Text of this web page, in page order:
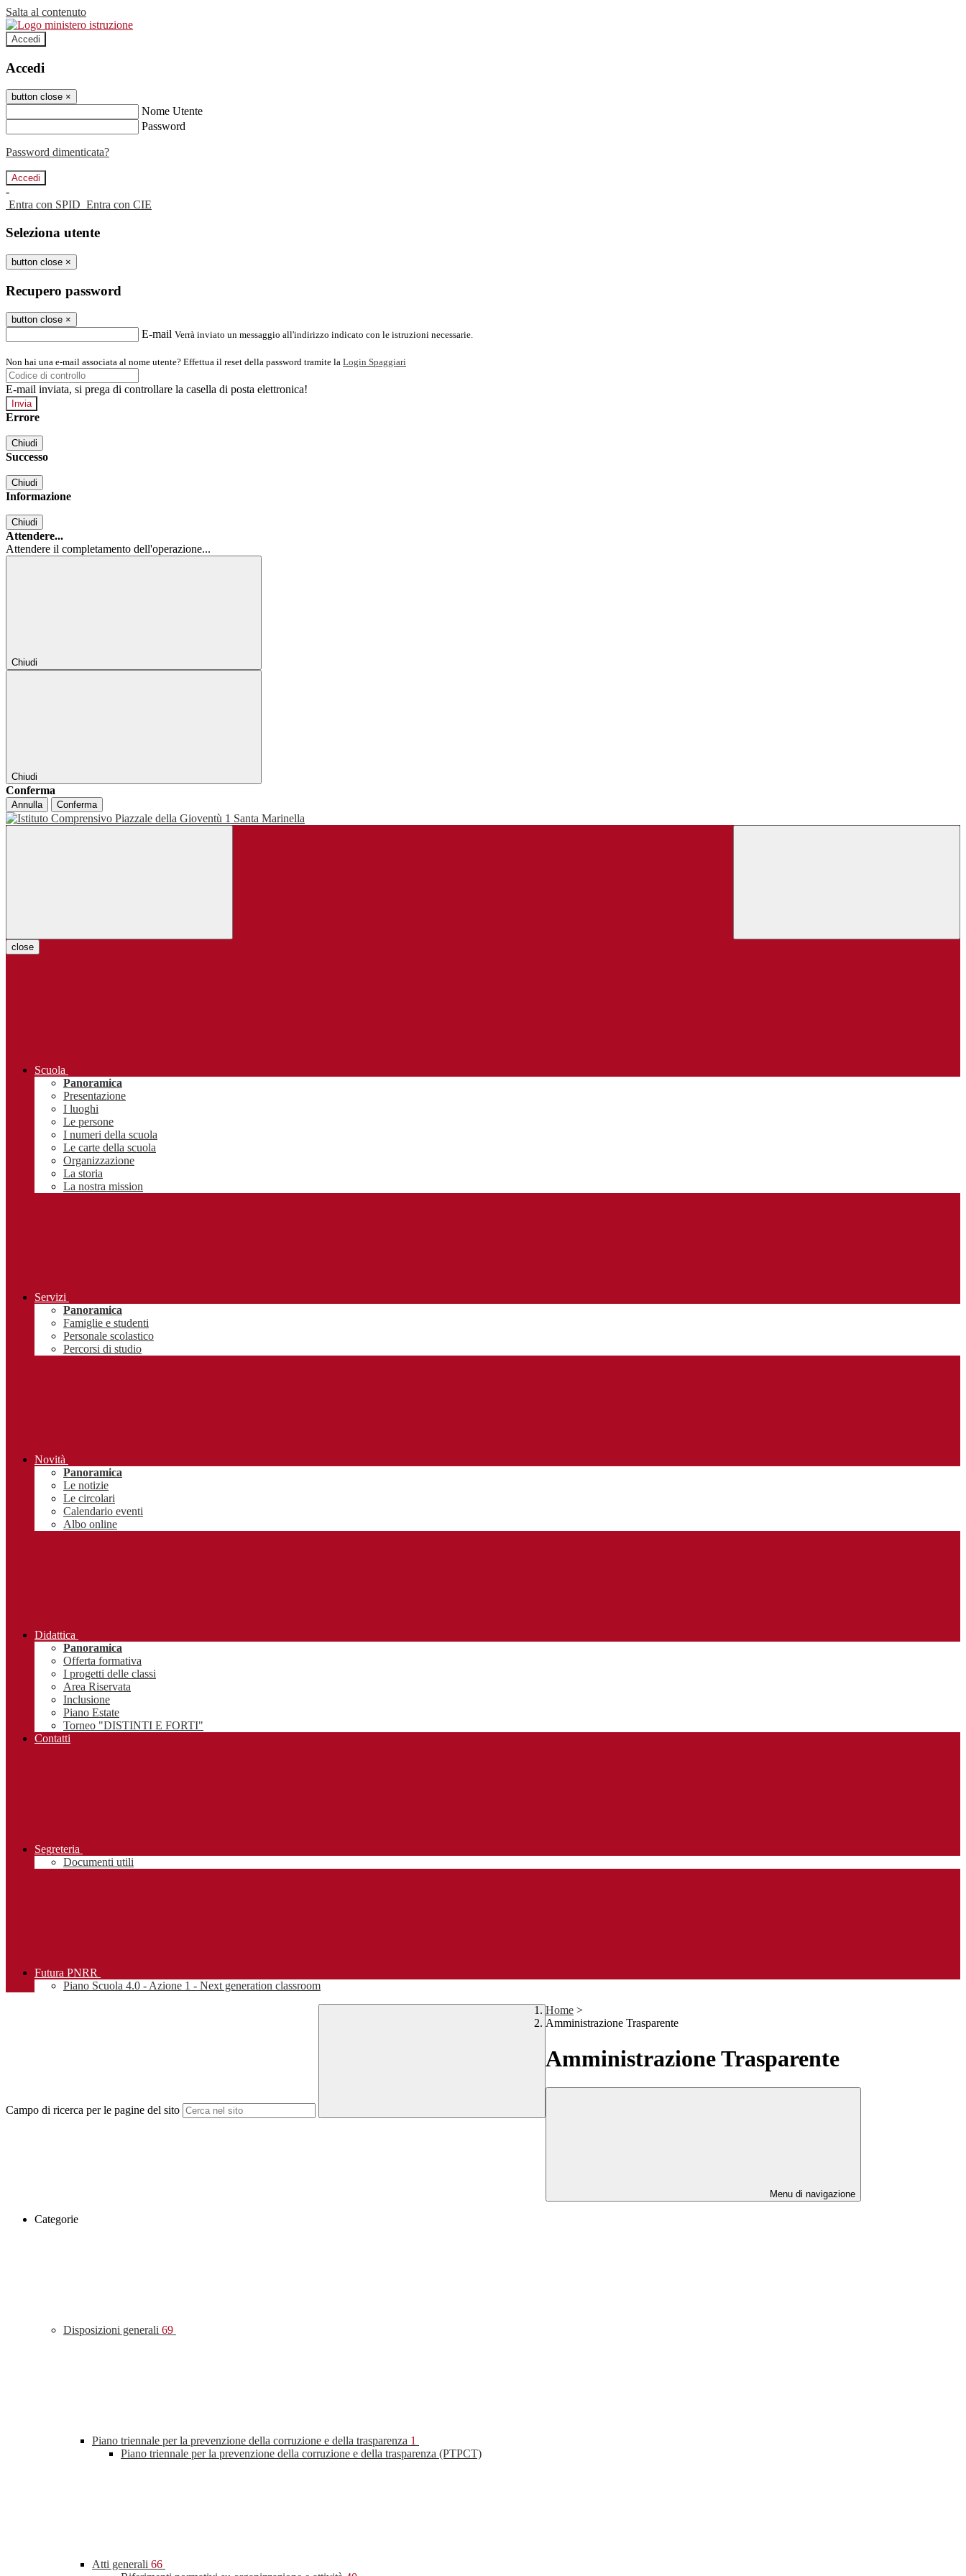
Salta al contenuto
Accedi
Accedi
button close ×
Nome Utente
Password
Password dimenticata?
-
Entra con SPID Entra con CIE
Seleziona utente
button close ×
Recupero password
button close ×
E-mail Verrà inviato un messaggio all'indirizzo indicato con le istruzioni necessarie.
Non hai una e-mail associata al nome utente? Effettua il reset della password tramite la Login Spaggiari
E-mail inviata, si prega di controllare la casella di posta elettronica!
Errore
Chiudi
Successo
Chiudi
Informazione
Chiudi
Attendere...
Attendere il completamento dell'operazione...
Chiudi
Chiudi
Conferma
Annulla Conferma
close
Scuola
Panoramica
Presentazione
I luoghi
Le persone
I numeri della scuola
Le carte della scuola
Organizzazione
La storia
La nostra mission
Servizi
Panoramica
Famiglie e studenti
Personale scolastico
Percorsi di studio
Novità
Panoramica
Le notizie
Le circolari
Calendario eventi
Albo online
Didattica
Panoramica
Offerta formativa
I progetti delle classi
Area Riservata
Inclusione
Piano Estate
Torneo "DISTINTI E FORTI"
Contatti
Segreteria
Documenti utili
Futura PNRR
Piano Scuola 4.0 - Azione 1 - Next generation classroom
Campo di ricerca per le pagine del sito
Home >
Amministrazione Trasparente
Amministrazione Trasparente
Menu di navigazione
Categorie
Disposizioni generali 69
Piano triennale per la prevenzione della corruzione e della trasparenza 1
Piano triennale per la prevenzione della corruzione e della trasparenza (PTPCT)
Atti generali 66